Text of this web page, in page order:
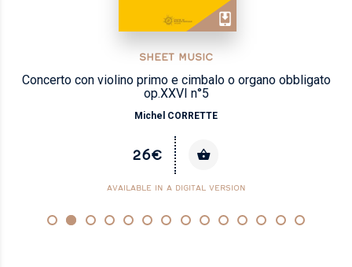
SHEET MUSIC
Concerto con violino primo e cimbalo o organo obbligato
op.XXVI n°5
Michel CORRETTE
26€
AVAILABLE IN A DIGITAL VERSION